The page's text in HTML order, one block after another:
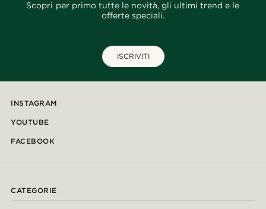
Scopri per primo tutte le novità, gli ultimi trend e le
offerte speciali.
ISCRIVITI
INSTAGRAM
YOUTUBE
FACEBOOK
CATEGORIE